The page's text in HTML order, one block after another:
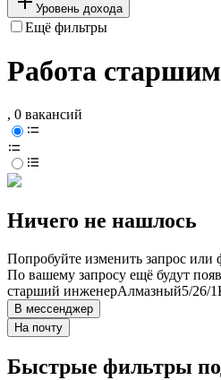
Уровень дохода
Ещё фильтры
Работа
, 0 вакансий
Ничего не нашлось
Попробуйте изменить запрос или
По вашему запросу ещё будут
старший инженерАлмазный5/26/1
В мессенджер
На почту
Быстрые фильтры